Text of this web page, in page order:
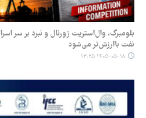
بلومبرگ، وال‌استریت ژورنال و نبرد بر سر
نفت باارزش‌تر می‌شود
۱۴۰۵-۰۵-۱۸ ۱۳:۲۵